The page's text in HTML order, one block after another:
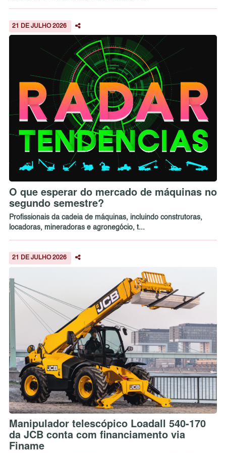
21 DE JULHO 2026
O que esperar do mercado de máquinas no
segundo semestre?
Profissionais da cadeia de máquinas, incluindo construtoras,
locadoras, mineradoras e agronegócio, t...
21 DE JULHO 2026
Manipulador telescópico Loadall 540-170
da JCB conta com financiamento via
Finame